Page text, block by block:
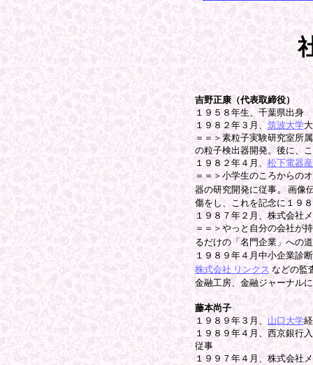
吉野正康（代表取締役）
１９５８年生、千葉県出身
１９８２年３月、 筑波大学
＝＝＞素粒子実験研究室所
の粒子検出器開発。後に、
１９８２年４月、 松下電器
＝＝＞小学生のころからの
器の研究開発に従事。 画像
傷をし、これを記念に１９
１９８７年２月、株式会社
＝＝＞やっと自分の会社が
るだけの「名門企業」への
１９８９年４月中小企業診
株式会社 リンクス などの監
金融工房、金融ジャーナル
藤本尚子
１９８９年３月、 山口大学
１９８９年４月、西京銀行
従事
１９９７年４月、株式会社